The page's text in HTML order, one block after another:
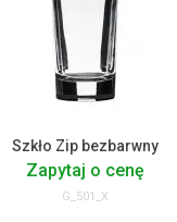
Szkło Zip bezbarwny
Zapytaj o cenę
G_501_X